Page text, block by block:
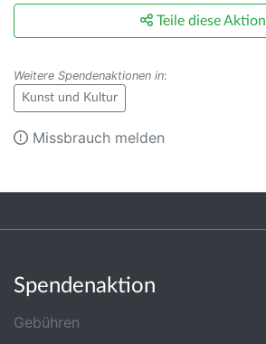
Teile diese Aktion
Weitere Spendenaktionen in:
Kunst und Kultur
Missbrauch melden
Spendenaktion
Gebühren